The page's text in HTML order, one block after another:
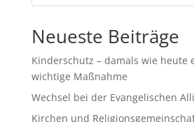
Neueste Beiträge
Kinderschutz – damals wie heute
wichtige Maßnahme
Wechsel bei der Evangelischen
Kirchen und